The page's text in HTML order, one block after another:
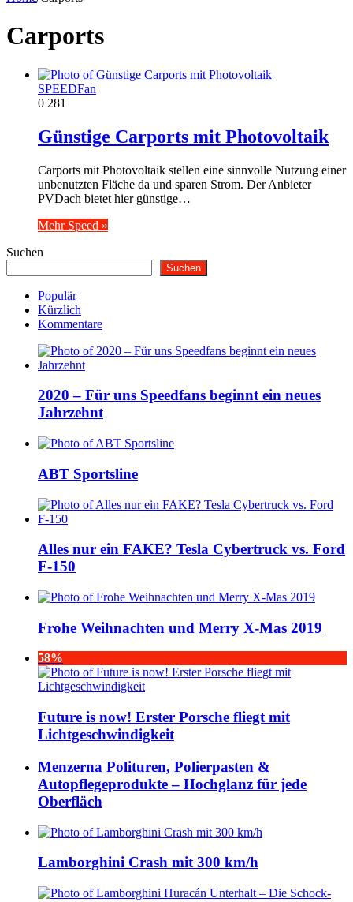
Carports
SPEEDFan
0 281
Günstige Carports mit Photovoltaik
Carports mit Photovoltaik stellen eine sinnvolle Nutzung einer
unbenutzten Fläche da und sparen Strom. Der Anbieter
PVDach bietet hier günstige…
Mehr Speed »
Suchen
Suchen
Populär
Kürzlich
Kommentare
2020 – Für uns Speedfans beginnt ein neues
Jahrzehnt
ABT Sportsline
Alles nur ein FAKE? Tesla Cybertruck vs. Ford
F-150
Frohe Weihnachten und Merry X-Mas 2019
58%
Future is now! Erster Porsche fliegt mit
Lichtgeschwindigkeit
Menzerna Polituren, Polierpasten &
Autopflegeprodukte – Hochglanz für jede
Oberfläch
Lamborghini Crash mit 300 km/h